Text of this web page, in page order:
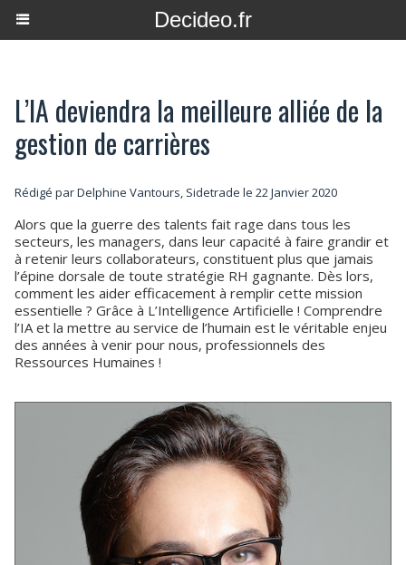
Decideo.fr
L’IA deviendra la meilleure alliée de la
gestion de carrières
Rédigé par Delphine Vantours, Sidetrade le 22 Janvier 2020
Alors que la guerre des talents fait rage dans tous les
secteurs, les managers, dans leur capacité à faire grandir et
à retenir leurs collaborateurs, constituent plus que jamais
l’épine dorsale de toute stratégie RH gagnante. Dès lors,
comment les aider efficacement à remplir cette mission
essentielle ? Grâce à L’Intelligence Artificielle ! Comprendre
l’IA et la mettre au service de l’humain est le véritable enjeu
des années à venir pour nous, professionnels des
Ressources Humaines !